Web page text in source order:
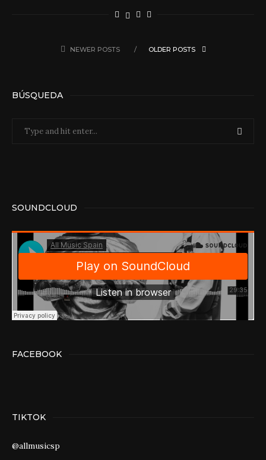
NEWER POSTS OLDER POSTS
BÚSQUEDA
SOUNDCLOUD
FACEBOOK
TIKTOK
@allmusicsp